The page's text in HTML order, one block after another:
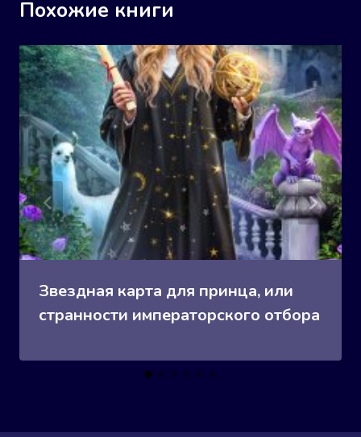
Похожие книги
Звездная карта для принца, или
странности императорского отбора